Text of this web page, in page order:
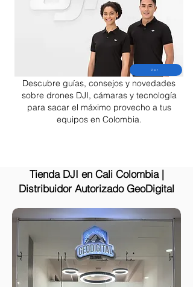
Descubre guías, consejos y novedades
sobre drones DJI, cámaras y tecnología
para sacar el máximo provecho a tus
equipos en Colombia.
Ver
Tienda DJI en Cali Colombia |
Distribuidor Autorizado GeoDigital